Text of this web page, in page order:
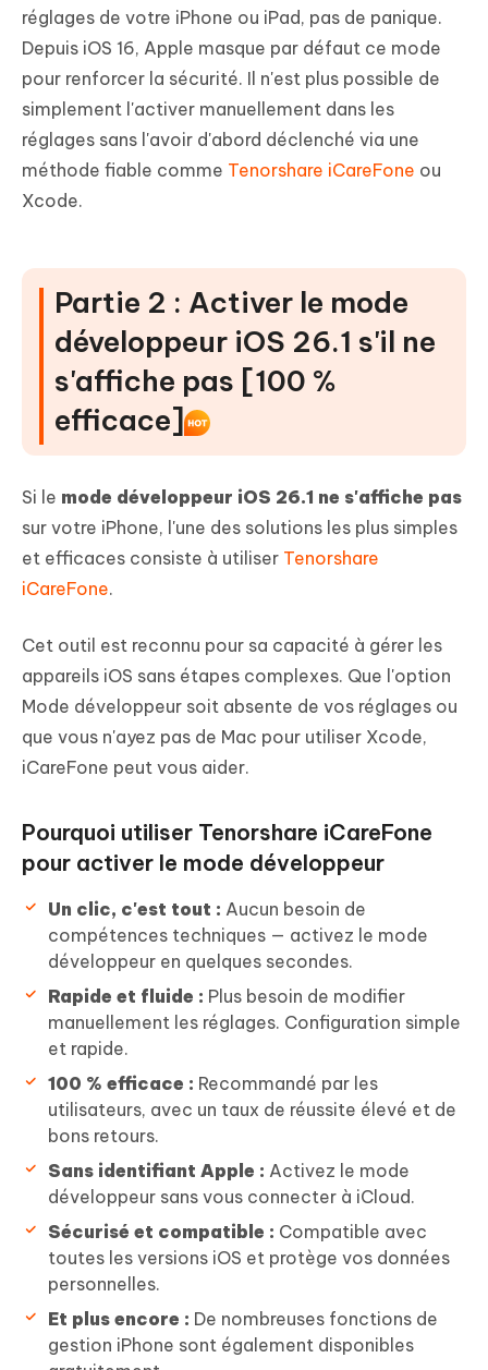
réglages de votre iPhone ou iPad, pas de panique.
Depuis iOS 16, Apple masque par défaut ce mode
pour renforcer la sécurité. Il n'est plus possible de
simplement l'activer manuellement dans les
réglages sans l'avoir d'abord déclenché via une
méthode fiable comme Tenorshare iCareFone ou
Xcode.
Partie 2 : Activer le mode
développeur iOS 26.1 s'il ne
s'affiche pas [100 %
efficace]
Si le mode développeur iOS 26.1 ne s'affiche pas
sur votre iPhone, l'une des solutions les plus simples
et efficaces consiste à utiliser Tenorshare
iCareFone.
Cet outil est reconnu pour sa capacité à gérer les
appareils iOS sans étapes complexes. Que l'option
Mode développeur soit absente de vos réglages ou
que vous n'ayez pas de Mac pour utiliser Xcode,
iCareFone peut vous aider.
Pourquoi utiliser Tenorshare iCareFone
pour activer le mode développeur
Un clic, c'est tout : Aucun besoin de
compétences techniques — activez le mode
développeur en quelques secondes.
Rapide et fluide : Plus besoin de modifier
manuellement les réglages. Configuration simple
et rapide.
100 % efficace : Recommandé par les
utilisateurs, avec un taux de réussite élevé et de
bons retours.
Sans identifiant Apple : Activez le mode
développeur sans vous connecter à iCloud.
Sécurisé et compatible : Compatible avec
toutes les versions iOS et protège vos données
personnelles.
Et plus encore : De nombreuses fonctions de
gestion iPhone sont également disponibles